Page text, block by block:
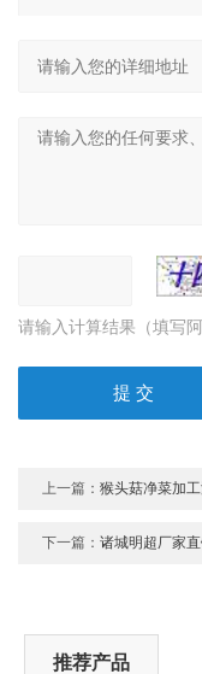
请输入计算结果（填写
上一篇：猴头菇净菜加
下一篇：诸城明超厂家
推荐产品